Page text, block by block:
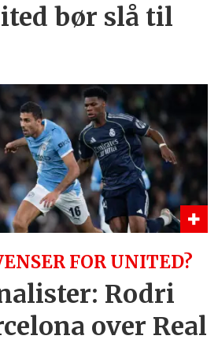
bør slå til
FOR UNITED?
Rodri
over Real